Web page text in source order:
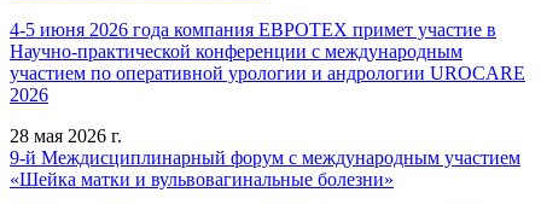
4-5 июня 2026 года компания ЕВРОТЕХ примет участие в
Научно-практической конференции с международным
участием по оперативной урологии и андрологии UROCARE
2026
28 мая 2026 г.
9-й Междисциплинарный форум с международным участием
«Шейка матки и вульвовагинальные болезни»